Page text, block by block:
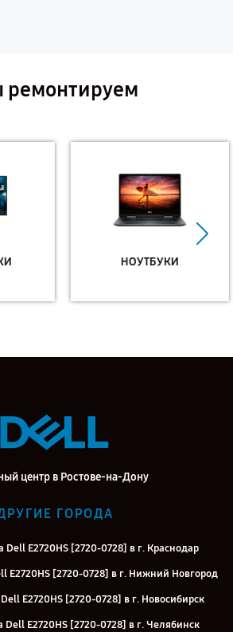
НОУТБУКИ
центр в Ростове-на-Дону
ГОРОДА
Dell E2720HS [2720-0728] в г. Краснодар
E2720HS [2720-0728] в г. Нижний Новгород
E2720HS [2720-0728] в г. Новосибирск
Dell E2720HS [2720-0728] в г. Челябинск